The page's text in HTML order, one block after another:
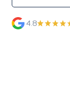
4.8